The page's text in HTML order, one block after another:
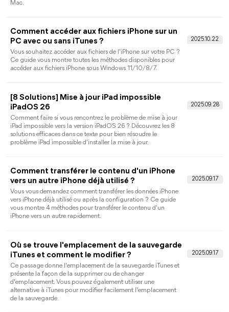
n'apparait pas sous Windows
Si vous rencontrez des problèmes pour connecter votre iPhone
à iTunes ou si vous constatez que le pilote USB de l'Apple
Mobile Device USB driver n'apparait pas sur votre ordinateur,
Comment transférer fichier PC vers iPad sans
ou avec iTunes
guide pour savoir comment transférer fichier PC vers iPad avec
iTunes ou d'autres outils.
Comment supprimer des photos de l'iPhone
Vous cherchez à libérer de l'espace sur votre iPhone tout en
conservant des photos sur iCloud ? Dans ce guide, découvrez 4
méthodes efficaces pour supprimer des photos de votre iPhone
sans les effacer de votre compte iCloud.